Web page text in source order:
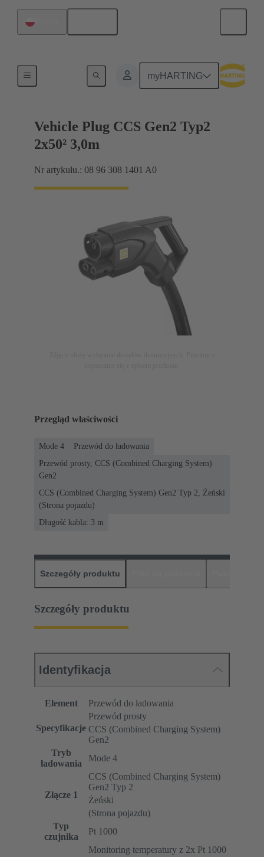
myHARTING
Przewód do ładowania
Vehicle Plug CCS Gen2 Typ2
2x50² 3,0m
Nr artykułu.: 08 96 308 1401 A0
Przegląd właściwości
Mode 4
Przewód do ładowania
Przewód prosty, CCS (Combined Charging System)
Gen2
CCS (Combined Charging System) Gen2 Typ 2, Żeński
(Strona pojazdu)
Długość kabla: 3 m
Szczegóły produktu
Szczegóły produktu
Identyfikacja
Element Przewód do ładowania
Specyfikacje
Przewód prosty
CCS (Combined Charging System)
Gen2
Tryb
ładowania
Mode 4
Złącze 1
CCS (Combined Charging System)
Gen2 Typ 2
Żeński
(Strona pojazdu)
Typ
czujnika
Pt 1000
Monitoring temperatury z 2x Pt 1000